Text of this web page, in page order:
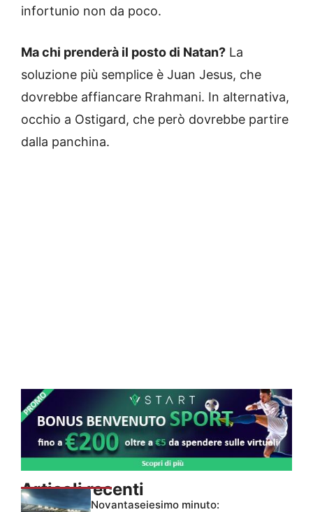
infortunio non da poco.
Ma chi prenderà il posto di Natan? La
soluzione più semplice è Juan Jesus, che
dovrebbe affiancare Rrahmani. In alternativa,
occhio a Ostigard, che però dovrebbe partire
dalla panchina.
Articoli recenti
Novantaseiesimo minuto: